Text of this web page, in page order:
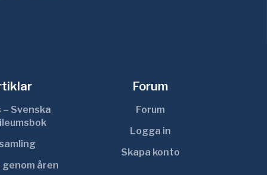
Svenska
åren
Forum
Forum
Logga in
Skapa konto